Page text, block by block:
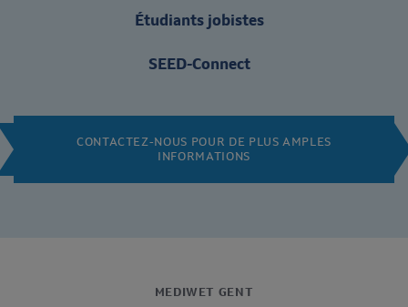
Étudiants jobistes
SEED-Connect
CONTACTEZ-NOUS POUR DE PLUS AMPLES
INFORMATIONS
MEDIWET GENT